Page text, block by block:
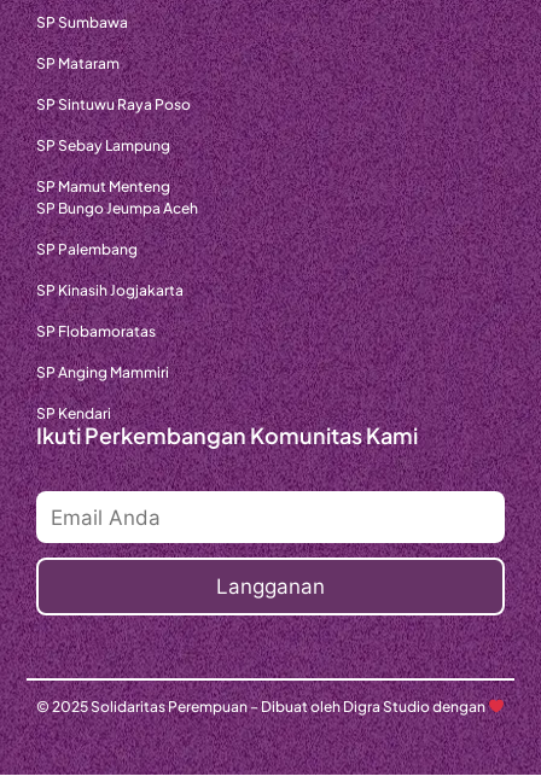
SP Sumbawa
SP Mataram
SP Sintuwu Raya Poso
SP Sebay Lampung
SP Mamut Menteng
SP Bungo Jeumpa Aceh
SP Palembang
SP Kinasih Jogjakarta
SP Flobamoratas
SP Anging Mammiri
SP Kendari
Ikuti Perkembangan Komunitas Kami
© 2025 Solidaritas Perempuan – Dibuat oleh Digra Studio dengan